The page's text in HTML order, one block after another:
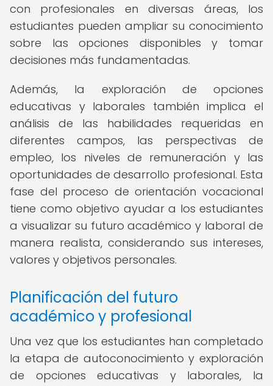
con profesionales en diversas áreas, los
estudiantes pueden ampliar su conocimiento
sobre las opciones disponibles y tomar
decisiones más fundamentadas.
Además, la exploración de opciones
educativas y laborales también implica el
análisis de las habilidades requeridas en
diferentes campos, las perspectivas de
empleo, los niveles de remuneración y las
oportunidades de desarrollo profesional. Esta
fase del proceso de orientación vocacional
tiene como objetivo ayudar a los estudiantes
a visualizar su futuro académico y laboral de
manera realista, considerando sus intereses,
valores y objetivos personales.
Planificación del futuro
académico y profesional
Una vez que los estudiantes han completado
la etapa de autoconocimiento y exploración
de opciones educativas y laborales, la